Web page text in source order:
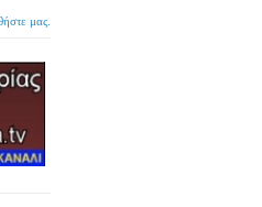
μας.